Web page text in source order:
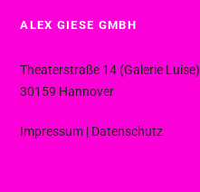
ALEX GIESE GMBH
Theaterstraße 14 (Galerie Luise)
30159 Hannover
Impressum | Datenschutz